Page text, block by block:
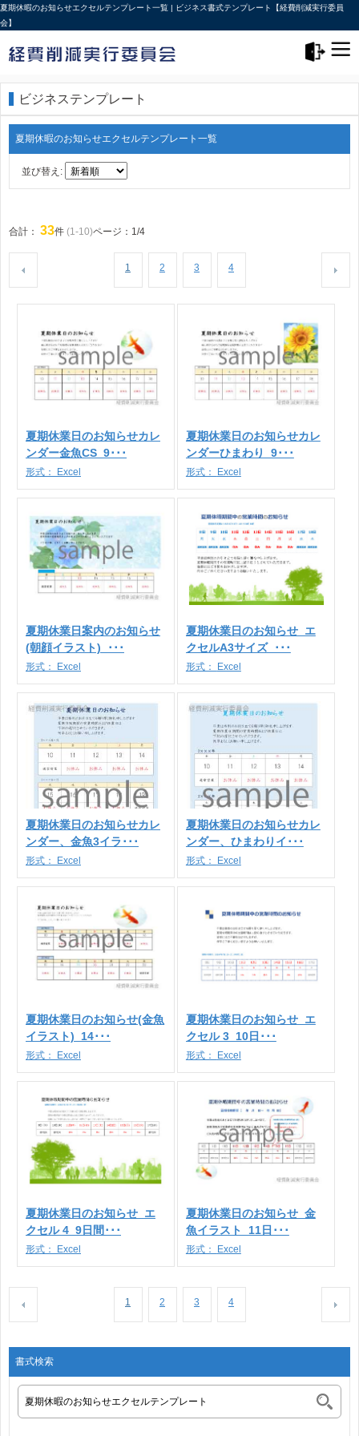
夏期休暇のお知らせエクセルテンプレート一覧 | ビジネス書式テンプレート【経費削減実行委員
会】
ビジネステンプレート
夏期休暇のお知らせエクセルテンプレート一覧
並び替え:
合計： 33件 (1-10)ページ：1/4
1 2 3 4
夏期休業日のお知らせカレ
ンダー金魚CS_9･･･
形式： Excel
夏期休業日のお知らせカレ
ンダーひまわり_9･･･
形式： Excel
夏期休業日案内のお知らせ
(朝顔イラスト)_･･･
形式： Excel
夏期休業日のお知らせ_エ
クセルA3サイズ_･･･
形式： Excel
夏期休業日のお知らせカレ
ンダー、金魚3イラ･･･
形式： Excel
夏期休業日のお知らせカレ
ンダー、ひまわりイ･･･
形式： Excel
夏期休業日のお知らせ(金魚
イラスト)_14･･･
形式： Excel
夏期休業日のお知らせ_エ
クセル 3_10日･･･
形式： Excel
夏期休業日のお知らせ_エ
クセル 4_9日間･･･
形式： Excel
夏期休業日のお知らせ_金
魚イラスト_11日･･･
形式： Excel
1 2 3 4
書式検索